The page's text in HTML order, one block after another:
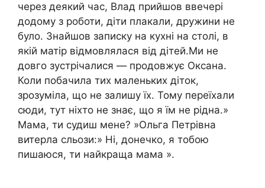
через деякий час, Влад прийшов ввечері
додому з роботи, діти плакали, дружини не
було. Знайшов записку на кухні на столі, в
якій матір відмовлялася від дітей.Ми не
довго зустрічалися — продовжує Оксана.
Коли побачила тих маленьких діток,
зрозуміла, що не залишу їх. Тому переїхали
сюди, тут ніхто не знає, що я їм не рідна.»
Мама, ти судиш мене? »Ольга Петрівна
витерла сльози:» Ні, донечко, я тобою
пишаюся, ти найкраща мама ».